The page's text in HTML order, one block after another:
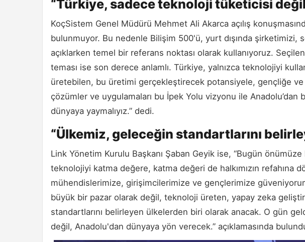
“Türkiye, sadece teknoloji tüketicisi
KoçSistem Genel Müdürü Mehmet Ali Akarca açılış
bulunmuyor. Bu nedenle Bilişim 500'ü, yurt dışında şirketimizi,
açıklarken temel bir referans noktası olarak kullanıyoruz.
teması ise son derece anlamlı. Türkiye, yalnızca teknolojiyi
üretebilen, bu üretimi gerçekleştirecek potansiyele, gençliğe
çözümler ve uygulamaları bu İpek Yolu vizyonu ile Anadolu’dan
dünyaya yaymalıyız.” dedi.
“Ülkemiz, geleceğin standartlarını
Link Yönetim Kurulu Başkanı Şaban Geyik ise, “Bugün
teknolojiyi katma değere, katma değeri de halkımızın refahına
mühendislerimize, girişimcilerimize ve gençlerimize
büyük bir pazar olarak değil, teknoloji üreten, yapay zeka
standartlarını belirleyen ülkelerden biri olarak anacak. O gün
değil, Anadolu'dan dünyaya yön verecek.” açıklamasında